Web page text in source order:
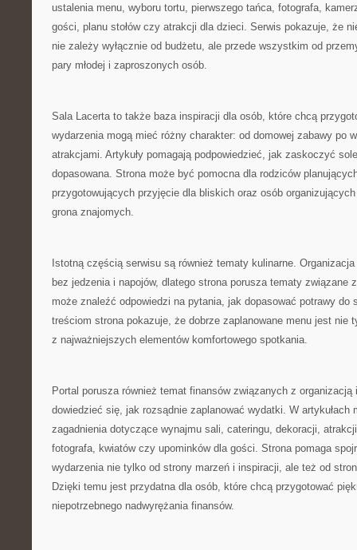
ustalenia menu, wyboru tortu, pierwszego tańca, fotografa,
gości, planu stołów czy atrakcji dla dzieci. Serwis pokazuje, że
nie zależy wyłącznie od budżetu, ale przede wszystkim od
pary młodej i zaproszonych osób.
Sala Lacerta to także baza inspiracji dla osób, które chcą
wydarzenia mogą mieć różny charakter: od domowej zabawy po
atrakcjami. Artykuły pomagają podpowiedzieć, jak zaskoczyć
dopasowana. Strona może być pomocna dla rodziców
przygotowujących przyjęcie dla bliskich oraz osób
grona znajomych.
Istotną częścią serwisu są również tematy kulinarne.
bez jedzenia i napojów, dlatego strona porusza tematy związane
może znaleźć odpowiedzi na pytania, jak dopasować potrawy do
treściom strona pokazuje, że dobrze zaplanowane menu jest nie
z najważniejszych elementów komfortowego spotkania.
Portal porusza również temat finansów związanych z
dowiedzieć się, jak rozsądnie zaplanować wydatki. W artykułach
zagadnienia dotyczące wynajmu sali, cateringu, dekoracji,
fotografa, kwiatów czy upominków dla gości. Strona pomaga
wydarzenia nie tylko od strony marzeń i inspiracji, ale też od
Dzięki temu jest przydatna dla osób, które chcą przygotować
niepotrzebnego nadwyrężania finansów.